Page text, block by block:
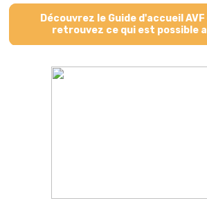
Découvrez le Guide d'accueil
retrouvez ce qui est possible